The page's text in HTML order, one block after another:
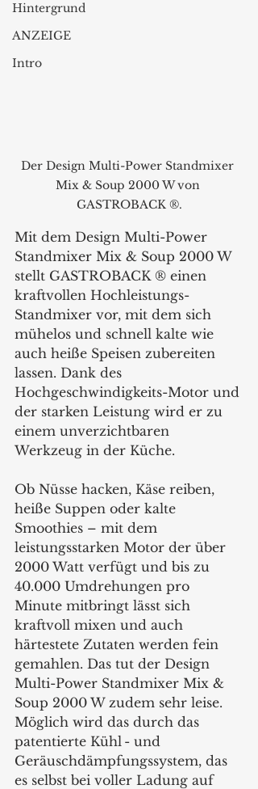
Hintergrund
ANZEIGE
Intro
Der Design Multi-Power Standmixer
Mix & Soup 2000 W von
GASTROBACK ®.
Mit dem Design Multi-Power
Standmixer Mix & Soup 2000 W
stellt GASTROBACK ® einen
kraftvollen Hochleistungs-
Standmixer vor, mit dem sich
mühelos und schnell kalte wie
auch heiße Speisen zubereiten
lassen. Dank des
Hochgeschwindigkeits-Motor und
der starken Leistung wird er zu
einem unverzichtbaren
Werkzeug in der Küche.
Ob Nüsse hacken, Käse reiben,
heiße Suppen oder kalte
Smoothies – mit dem
leistungsstarken Motor der über
2000 Watt verfügt und bis zu
40.000 Umdrehungen pro
Minute mitbringt lässt sich
kraftvoll mixen und auch
härtestete Zutaten werden fein
gemahlen. Das tut der Design
Multi-Power Standmixer Mix &
Soup 2000 W zudem sehr leise.
Möglich wird das durch das
patentierte Kühl - und
Geräuschdämpfungssystem, das
es selbst bei voller Ladung auf